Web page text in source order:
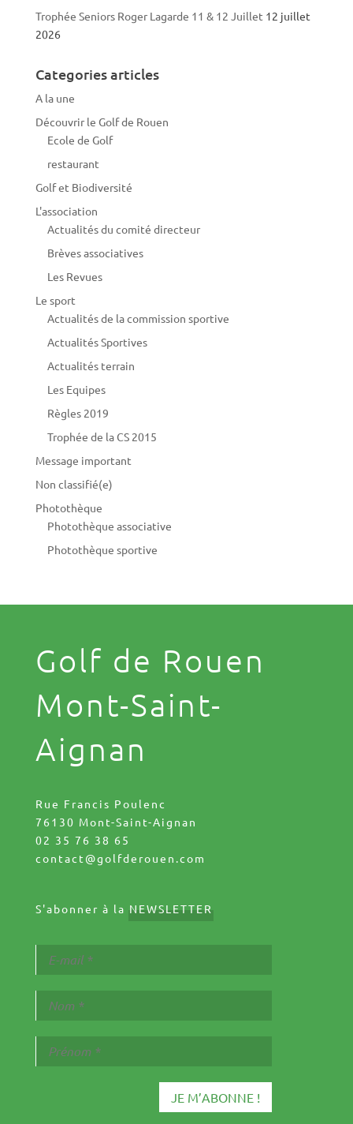
Trophée Seniors Roger Lagarde 11 & 12 Juillet 12 juillet
2026
Categories articles
A la une
Découvrir le Golf de Rouen
Ecole de Golf
restaurant
Golf et Biodiversité
L'association
Actualités du comité directeur
Brèves associatives
Les Revues
Le sport
Actualités de la commission sportive
Actualités Sportives
Actualités terrain
Les Equipes
Règles 2019
Trophée de la CS 2015
Message important
Non classifié(e)
Photothèque
Photothèque associative
Photothèque sportive
Golf de Rouen
Mont-Saint-
Aignan
Rue Francis Poulenc
76130 Mont-Saint-Aignan
02 35 76 38 65
contact@golfderouen.com
S'abonner à la NEWSLETTER